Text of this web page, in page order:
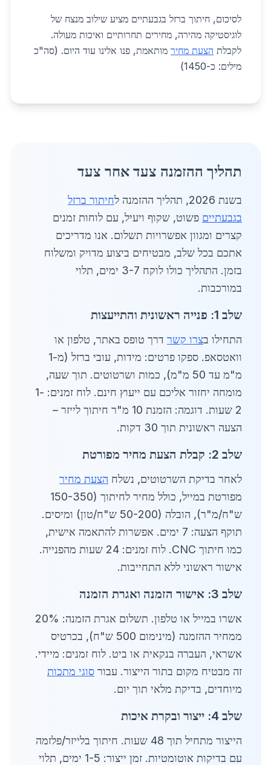
לסיכום, חיתוך ברזל בגבעתיים מציע שילוב מנצח של
לוגיסטיקה מהירה, מחירים תחרותיים ואיכות מעולה.
לקבלת הצעת מחיר מותאמת, פנו אלינו עוד היום. (סה"כ
מילים: כ-1450)
תהליך ההזמנה צעד אחר צעד
בשנת 2026, תהליך ההזמנה ל
חיתוך ברזל
בגבעתיים פשוט, שקוף ויעיל, עם לוחות זמנים
קצרים ומגוון אפשרויות תשלום. אנו מדריכים
אתכם בכל שלב, מבטיחים ביצוע מדויק ומשלוח
בזמן. התהליך כולו לוקח 3-7 ימים, תלוי
במורכבות.
שלב 1: פנייה ראשונית והתייעצות
התחילו בצרו קשר דרך טופס באתר, טלפון או
וואטסאפ. ספקו פרטים: מידות, עובי ברזל (מ-1
מ"מ עד 50 מ"מ), כמות ושרטוטים. תוך שעה,
מומחה יחזור אליכם עם ייעוץ חינם. לוח זמנים: 1-
2 שעות. דוגמה: הזמנת 10 מ"ר חיתוך לייזר –
הצעה ראשונית תוך 30 דקות.
שלב 2: קבלת הצעת מחיר מפורטת
לאחר בדיקת השרטוטים, נשלח הצעת מחיר
מפורטת במייל, כולל מחיר לחיתוך (150-350
ש"ח/מ"ר), הובלה (50-200 ש"ח/טון) ומיסים.
תוקף הצעה: 7 ימים. אפשרות להתאמה אישית,
כמו חיתוך CNC. לוח זמנים: 24 שעות מהפנייה.
אישור ראשוני ללא התחייבות.
שלב 3: אישור הזמנה ואגרת הזמנה
אשרו במייל או טלפון. תשלום אגרת הזמנה: 20%
ממחיר ההזמנה (מינימום 500 ש"ח), בכרטיס
אשראי, העברה בנקאית או ביט. לוח זמנים: מיידי.
זה מבטיח מקום בתור הייצור. עבור סוגי מתכות
מיוחדים, בדיקת מלאי תוך יום.
שלב 4: ייצור ובקרת איכות
הייצור מתחיל תוך 48 שעות. חיתוך בלייזר/פלזמה
עם בדיקות אוטומטיות. זמן ייצור: 1-5 ימים, תלוי